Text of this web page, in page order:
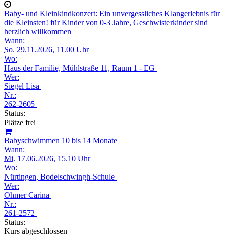
Baby- und Kleinkindkonzert: Ein unvergessliches Klangerlebnis für
die Kleinsten! für Kinder von 0-3 Jahre, Geschwisterkinder sind
herzlich willkommen
Wann:
So. 29.11.2026, 11.00 Uhr
Wo:
Haus der Familie, Mühlstraße 11, Raum 1 - EG
Wer:
Siegel Lisa
Nr.:
262-2605
Status:
Plätze frei
Babyschwimmen 10 bis 14 Monate
Wann:
Mi. 17.06.2026, 15.10 Uhr
Wo:
Nürtingen, Bodelschwingh-Schule
Wer:
Ohmer Carina
Nr.:
261-2572
Status:
Kurs abgeschlossen